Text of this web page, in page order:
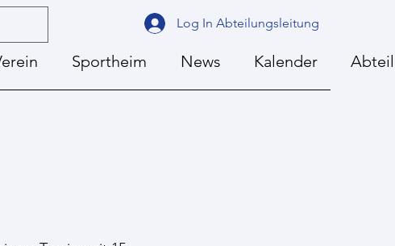
Log In Abteilungsleitung
Sportheim News Kalender